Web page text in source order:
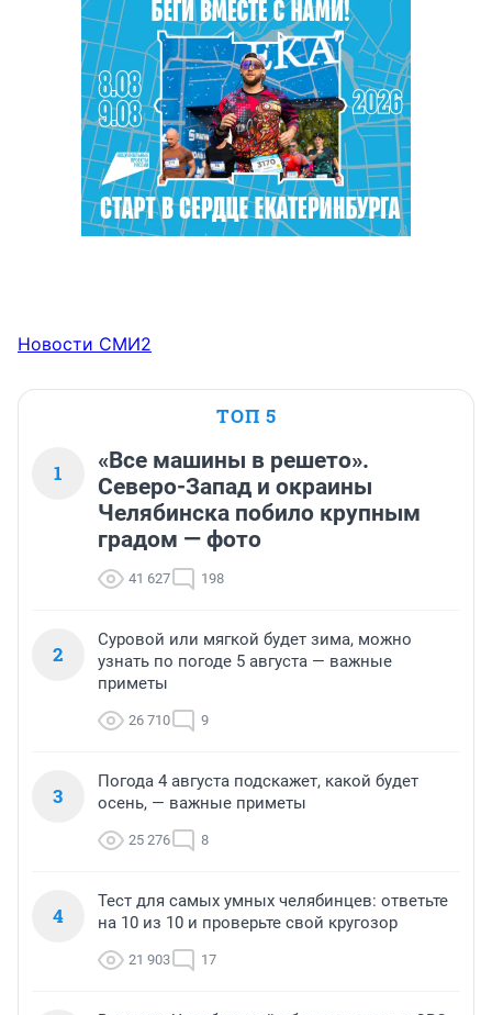
Новости СМИ2
ТОП 5
1
«Все машины в решето».
Северо-Запад и окраины
Челябинска побило крупным
градом — фото
41 627 198
2
Суровой или мягкой будет зима, можно
узнать по погоде 5 августа — важные
приметы
26 710 9
3
Погода 4 августа подскажет, какой будет
осень, — важные приметы
25 276 8
4
Тест для самых умных челябинцев: ответьте
на 10 из 10 и проверьте свой кругозор
21 903 17